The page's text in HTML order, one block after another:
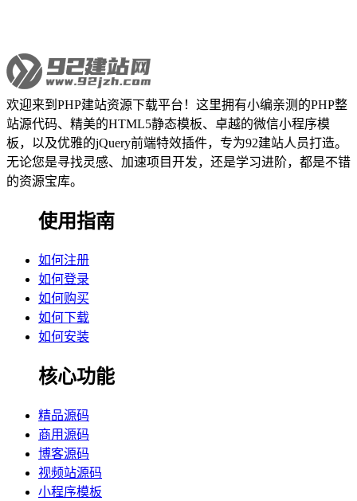
欢迎来到PHP建站资源下载平台！这里拥有小编亲测的PHP整
站源代码、精美的HTML5静态模板、卓越的微信小程序模
板，以及优雅的jQuery前端特效插件，专为92建站人员打造。
无论您是寻找灵感、加速项目开发，还是学习进阶，都是不错
的资源宝库。
使用指南
如何注册
如何登录
如何购买
如何下载
如何安装
核心功能
精品源码
商用源码
博客源码
视频站源码
小程序模板